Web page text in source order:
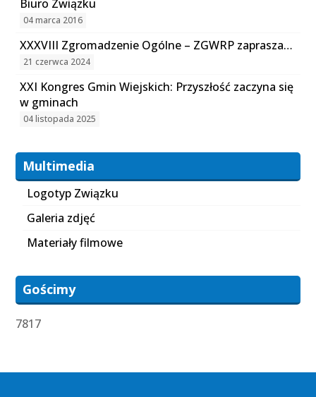
Biuro Związku
04 marca 2016
XXXVIII Zgromadzenie Ogólne – ZGWRP zaprasza…
21 czerwca 2024
XXI Kongres Gmin Wiejskich: Przyszłość zaczyna się
w gminach
04 listopada 2025
Multimedia
Logotyp Związku
Galeria zdjęć
Materiały filmowe
Gościmy
7817